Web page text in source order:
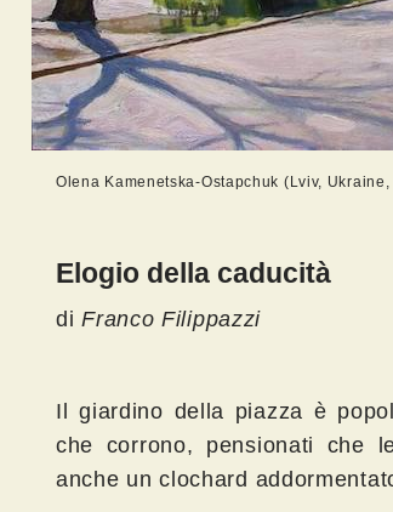
Olena Kamenetska-Ostapchuk (Lviv,
Elogio della caducità
diFranco Filippazzi
Il giardino della piazza è
che corrono, pensionati che
anche un clochard